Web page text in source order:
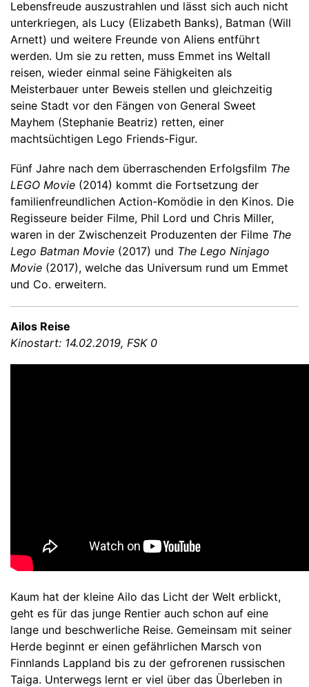
Lebensfreude auszustrahlen und lässt sich auch nicht
unterkriegen, als Lucy (Elizabeth Banks), Batman (Will
Arnett) und weitere Freunde von Aliens entführt
werden. Um sie zu retten, muss Emmet ins Weltall
reisen, wieder einmal seine Fähigkeiten als
Meisterbauer unter Beweis stellen und gleichzeitig
seine Stadt vor den Fängen von General Sweet
Mayhem (Stephanie Beatriz) retten, einer
machtsüchtigen Lego Friends-Figur.
Fünf Jahre nach dem überraschenden Erfolgsfilm The
LEGO Movie (2014) kommt die Fortsetzung der
familienfreundlichen Action-Komödie in den Kinos. Die
Regisseure beider Filme, Phil Lord und Chris Miller,
waren in der Zwischenzeit Produzenten der Filme The
Lego Batman Movie (2017) und The Lego Ninjago
Movie (2017), welche das Universum rund um Emmet
und Co. erweitern.
Ailos Reise
Kinostart: 14.02.2019, FSK 0
Kaum hat der kleine Ailo das Licht der Welt erblickt,
geht es für das junge Rentier auch schon auf eine
lange und beschwerliche Reise. Gemeinsam mit seiner
Herde beginnt er einen gefährlichen Marsch von
Finnlands Lappland bis zu der gefrorenen russischen
Taiga. Unterwegs lernt er viel über das Überleben in